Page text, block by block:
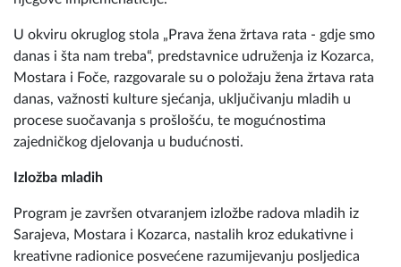
danas i šta nam treba“, predstavnice udruženja iz Kozarca,
Mostara i Foče, razgovarale su o položaju žena žrtava rata
danas, važnosti kulture sjećanja, uključivanju mladih u
procese suočavanja s prošlošću, te mogućnostima
zajedničkog djelovanja u budućnosti.
Sarajeva, Mostara i Kozarca, nastalih kroz edukativne i
kreativne radionice posvećene razumijevanju posljedica
transgeneracijskih trauma. Kroz fotografiju, crtež, tekst i